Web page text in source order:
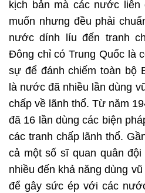
kịch bản mà các nước liên
muốn nhưng đều phải
nước dính líu đến tranh
Đông chỉ có Trung Quốc là
sự để đánh chiếm toàn bộ
là nước đã nhiều lần dùng
chấp về lãnh thổ. Từ năm
đã 16 lần dùng các biện
các tranh chấp lãnh thổ.
cả một số sĩ quan quân
nhiều đến khả năng dùng
để gây sức ép với các